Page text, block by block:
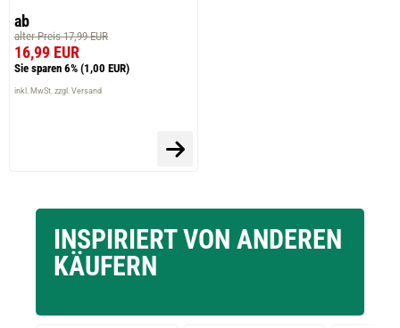
ab
alter Preis 17,99 EUR
16,99 EUR
Sie sparen 6% (1,00 EUR)
inkl. MwSt. zzgl. Versand
INSPIRIERT VON ANDEREN
KÄUFERN